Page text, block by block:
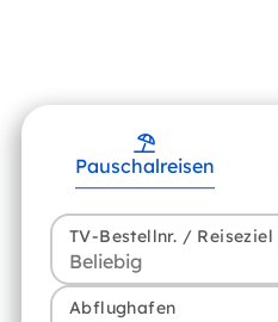
Pauschalreisen
TV-Bestellnr. /
Abflughafen